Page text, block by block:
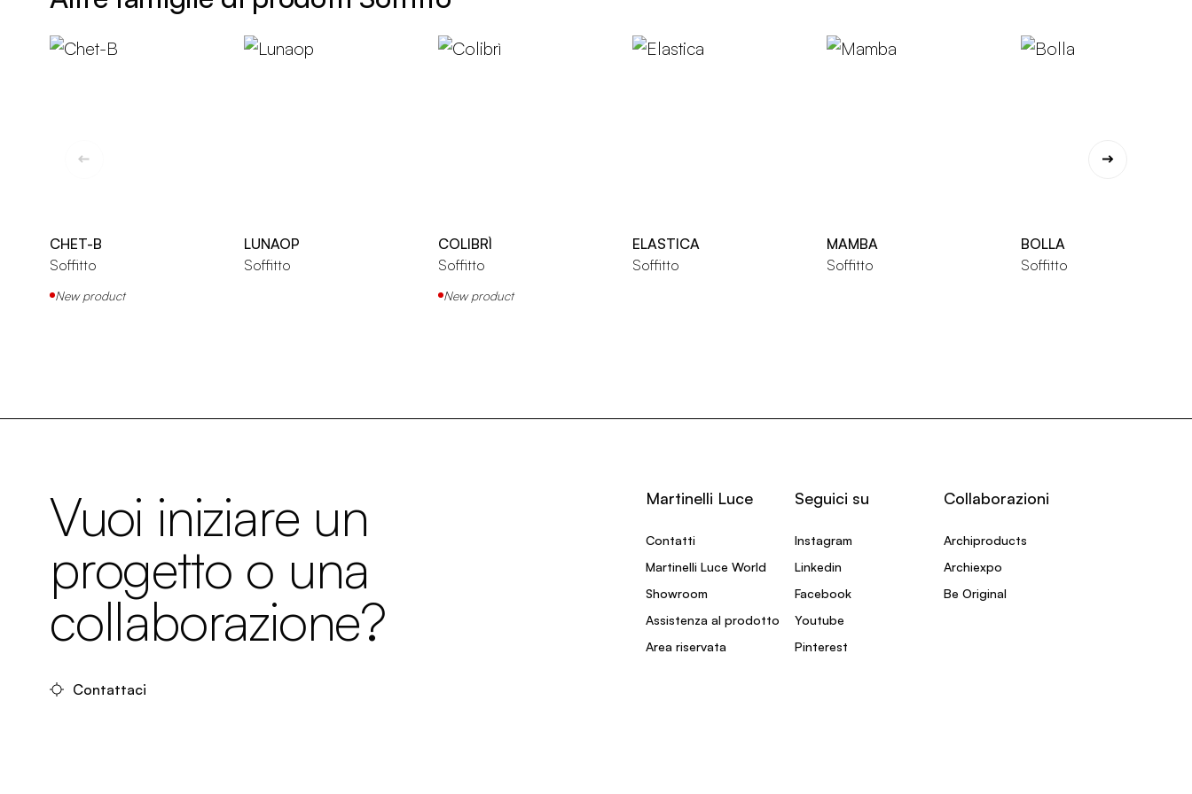
CHET-B
Soffitto
New product
LUNAOP
Soffitto
COLIBRÌ
Soffitto
New product
ELASTICA
Soffitto
MAMBA
Soffitto
BOLLA
Soffitto
Vuoi iniziare un
progetto o una
collaborazione?
Contattaci
Martinelli Luce
Contatti
Martinelli Luce World
Showroom
Assistenza al prodotto
Area riservata
Seguici su
Instagram
Linkedin
Facebook
Youtube
Pinterest
Collaborazioni
Archiproducts
Archiexpo
Be Original